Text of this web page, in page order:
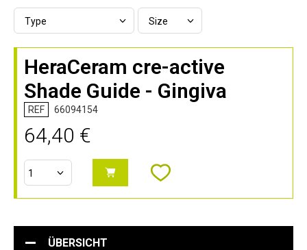
HeraCeram cre-active
Shade Guide - Gingiva
REF 66094154
64,40 €
ÜBERSICHT